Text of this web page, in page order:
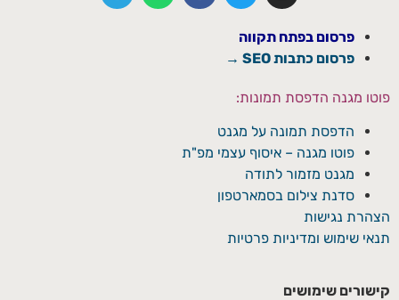
פרסום בפתח תקווה
פרסום כתבות SEO →
פוטו מגנה הדפסת תמונות:
הדפסת תמונה על מגנט
פוטו מגנה – איסוף עצמי מפ"ת
מגנט מזמור לתודה
סדנת צילום בסמארטפון
הצהרת נגישות
תנאי שימוש ומדיניות פרטיות
קישורים שימושים